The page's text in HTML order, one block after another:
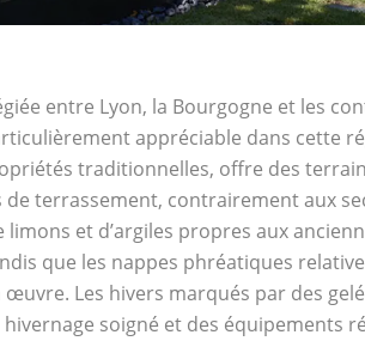
entre Lyon, la Bourgogne et les
appréciable dans cette
traditionnelles, offre des
terrassement, contrairement aux
et d’argiles propres aux
que les nappes phréatiques
Les hivers marqués par des
soigné et des équipements